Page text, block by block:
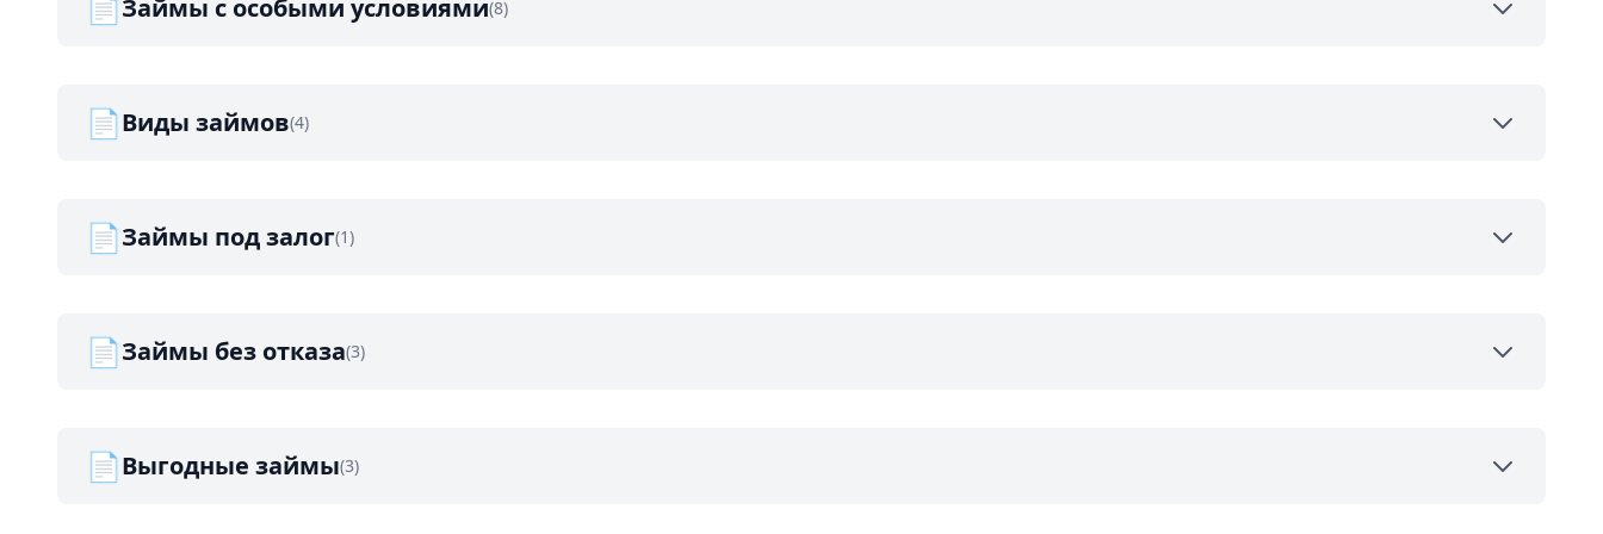
Займы с особыми условиями(8)
📄Виды займов(4)
📄Займы под залог(1)
📄Займы без отказа(3)
📄Выгодные займы(3)